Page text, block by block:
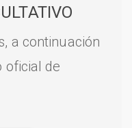
a continuación
oficial de